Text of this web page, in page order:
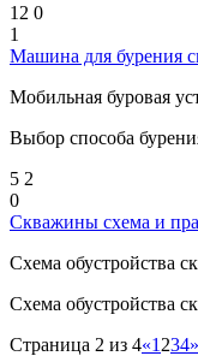
12 0
1
Машина для бурения
Мобильная буровая
Выбор способа
5 2
0
Скважины схема и
Схема обустройства
Схема обустройства
Страница 2 из 4«1 234»